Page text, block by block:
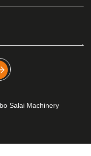
Salai Machinery